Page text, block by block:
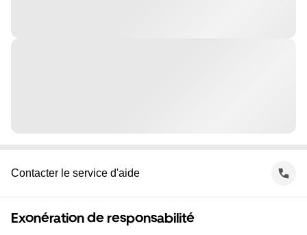
Contacter le service d'aide
Exonération de responsabilité